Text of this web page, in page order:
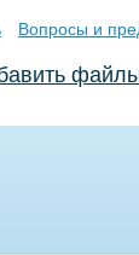
Вопросы и